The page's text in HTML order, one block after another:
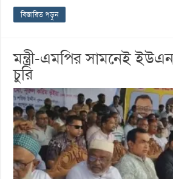
বিস্তারিত পড়ুন
মন্ত্রী-এমপির সামনেই
চুরি